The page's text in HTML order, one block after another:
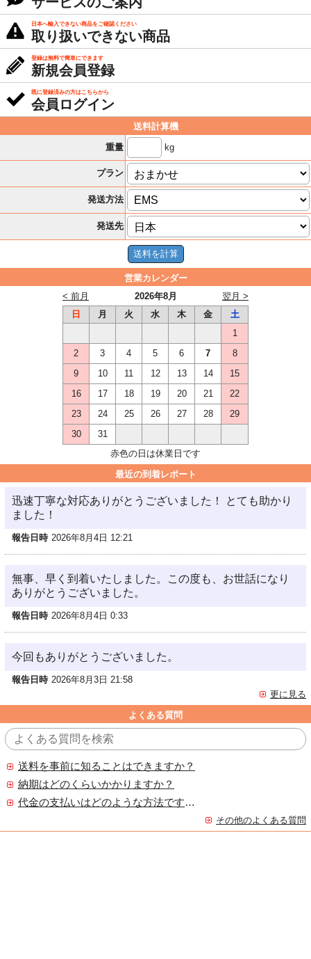
日本へ輸入できない商品をご確認ください
取り扱いできない商品
登録は無料で簡単にできます
新規会員登録
既に登録済みの方はこちらから
会員ログイン
送料計算機
重量
kg
プラン
発送方法
発送先
営業カレンダー
2026年8月
< 前月
翌月 >
日
月 火 水 木 金
土
1
2
3 4 5 6 7
8
9
10 11 12 13 14
15
16
17 18 19 20 21
22
23
24 25 26 27 28
29
30
31
赤色の日は休業日です
最近の到着レポート
迅速丁寧な対応ありがとうございました！ とても助かり
ました！
報告日時 2026年8月4日 12:21
無事、早く到着いたしました。この度も、お世話になり
ありがとうございました。
報告日時 2026年8月4日 0:33
今回もありがとうございました。
報告日時 2026年8月3日 21:58
更に見る
よくある質問
送料を事前に知ることはできますか？
納期はどのくらいかかりますか？
代金の支払いはどのような方法ですか？
その他のよくある質問